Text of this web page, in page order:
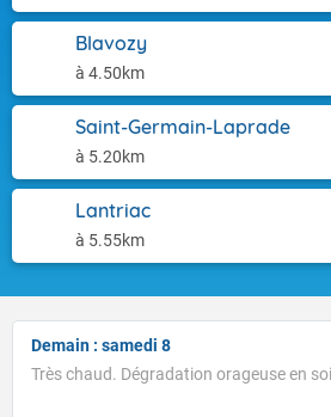
Blavozy
à 4.50km
Saint-Germain-Laprade
à 5.20km
Lantriac
à 5.55km
Demain : samedi 8
Très chaud. Dégradation orageuse en